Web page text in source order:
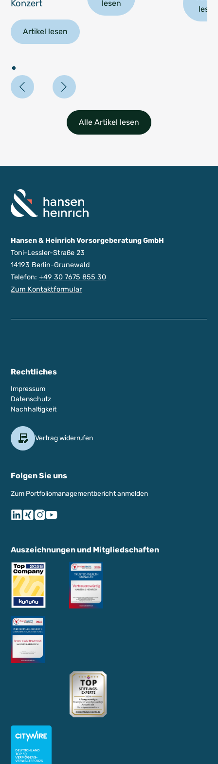
Konzert
Artikel lesen
lesen
lesen
Alle Artikel lesen
Hansen & Heinrich Vorsorgeberatung GmbH
Toni-Lessler-Straße 23
14193 Berlin-Grunewald
Telefon:+49 30 7675 855 30
Zum Kontaktformular
Rechtliches
Impressum
Datenschutz
Nachhaltigkeit
Vertrag widerrufen
Folgen Sie uns
Zum Portfoliomanagementbericht anmelden
Auszeichnungen und Mitgliedschaften